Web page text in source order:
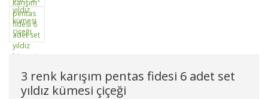
3 renk karışım pentas fidesi 6 adet set
yıldız kümesi çiçeği